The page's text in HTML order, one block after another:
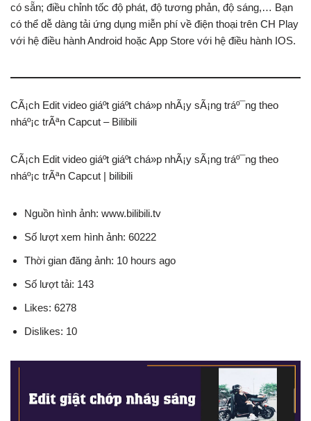
có sẵn; điều chỉnh tốc độ phát, độ tương phản, độ sáng,… Bạn
có thể dễ dàng tải ứng dụng miễn phí về điện thoại trên CH Play
với hệ điều hành Android hoặc App Store với hệ điều hành IOS.
CÃ¡ch Edit video giáº­t giáº­t chá»p nhÃ¡y sÃ¡ng tráº¯ng theo
nháº¡c trÃªn Capcut – Bilibili
CÃ¡ch Edit video giáº­t giáº­t chá»p nhÃ¡y sÃ¡ng tráº¯ng theo
nháº¡c trÃªn Capcut | bilibili
Nguồn hình ảnh: www.bilibili.tv
Số lượt xem hình ảnh: 60222
Thời gian đăng ảnh: 10 hours ago
Số lượt tải: 143
Likes: 6278
Dislikes: 10